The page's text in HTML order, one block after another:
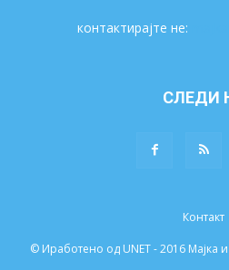
контактирајте не:
СЛЕДИ
Контакт
© Иработено од UNET - 2016 Мајка